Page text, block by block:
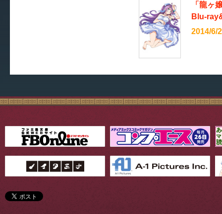
「龍ヶ
Blu-
2014/6/